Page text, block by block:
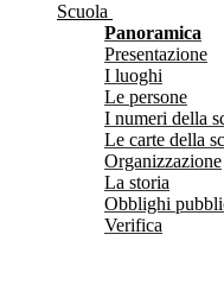
Scuola
Panoramica
Presentazione
I luoghi
Le persone
I numeri della
Le carte della
Organizzazione
La storia
Obblighi
Verifica